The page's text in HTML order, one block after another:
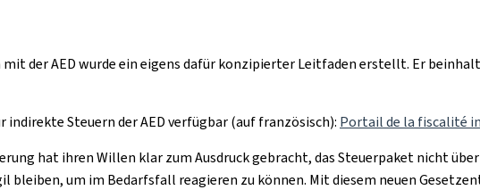
der AED wurde ein eigens dafür konzipierter Leitfaden erstellt. Er
Steuern der AED verfügbar (auf französisch): Portail de la fiscalité
hat ihren Willen klar zum Ausdruck gebracht, das Steuerpaket nicht über
bleiben, um im Bedarfsfall reagieren zu können. Mit diesem neuen